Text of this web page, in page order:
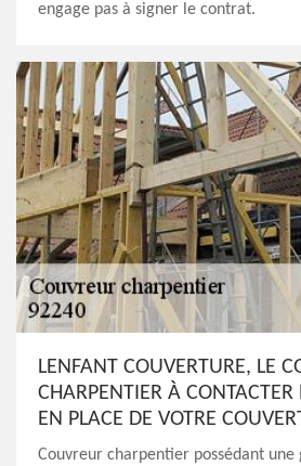
engage pas à signer le contrat.
LENFANT COUVERTURE, LE
CHARPENTIER À
EN PLACE DE VOTRE
Couvreur charpentier possédant